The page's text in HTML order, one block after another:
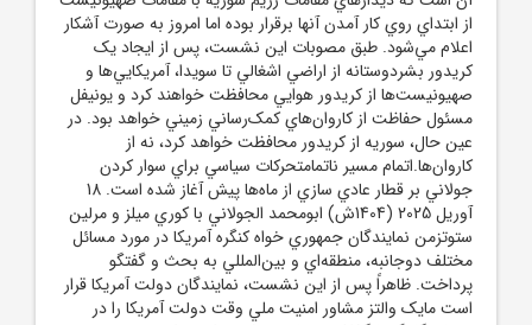
از ابتداي روي کار آمدن آنها برقرار بوده اما امروز به صورت آشکار
اعلام مي‌شود. طبق مصوبات اين نشست، پس از ايجاد يک
کريدور بشردوستانه از اراضي اشغالي تا سويدا، آمريکايي‌ها و
صهيونيست‌ها از کريدور هوايي محافظت خواهند کرد و يونيفل
مسئول حفاظت از کاروان‌هاي کمک‌رساني زميني خواهد بود. در
عين حال، سوريه از کريدور محافظت خواهد کرد، نه از
کاروان‌ها.اتمام مسير ناتمامتحرکات سياسي براي سوار کردن
جولاني بر قطار عادي سازي از ماه‌ها پيش آغاز شده است. 18
آوريل 2025 (1404ش) ابومحمد الجولاني با کوري ميلز و مرلين
ستوتزمن نمايندگان جمهوري خواه کنگره آمريکا در مورد مسائل
مختلف دوجانبه، منطقه‌اي و بين‌المللي به بحث و گفتگو
پرداخت. ظاهراً پس از اين نشست، نمايندگان دولت آمريکا قرار
است مايک والتز مشاور امنيت ملي وقت دولت آمريکا را در